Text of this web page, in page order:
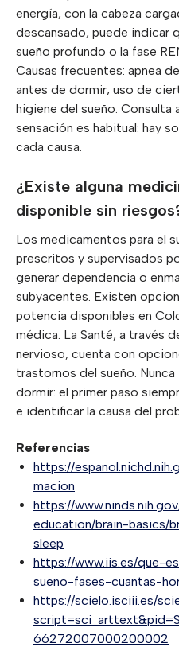
energía, con la cabeza
descansado, puede indicar
sueño profundo o la fase
Causas frecuentes: apnea
antes de dormir, uso de
higiene del sueño. Consulta
sensación es habitual: hay
cada causa.
¿Existe alguna
disponible sin
Los medicamentos para el
prescritos y supervisados
generar dependencia o
subyacentes. Existen
potencia disponibles en
médica. La Santé, a través
nervioso, cuenta con
trastornos del sueño.
dormir: el primer paso
e identificar la causa del
Referencias
https://
macion
https://
education/brain-basics/
sleep
https://www.iis.es/que-
sueno-fases-cuantas-
https://scielo.isciii.es/
66272007000200002